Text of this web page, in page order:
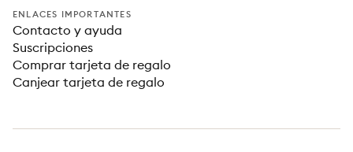
ENLACES IMPORTANTES
Contacto y ayuda
Suscripciones
Comprar tarjeta de regalo
Canjear tarjeta de regalo